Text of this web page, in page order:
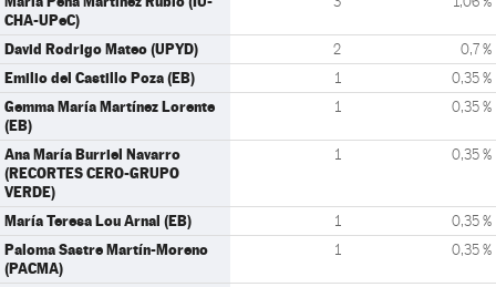
CHA-UPeC)
David Rodrigo Mateo (UPYD) 2 0,7 %
Emilio del Castillo Poza (EB) 1 0,35 %
Gemma María Martínez Lorente
(EB)
1 0,35 %
Ana María Burriel Navarro
(RECORTES CERO-GRUPO
VERDE)
1 0,35 %
María Teresa Lou Arnal (EB) 1 0,35 %
Paloma Sastre Martín-Moreno
(PACMA)
1 0,35 %